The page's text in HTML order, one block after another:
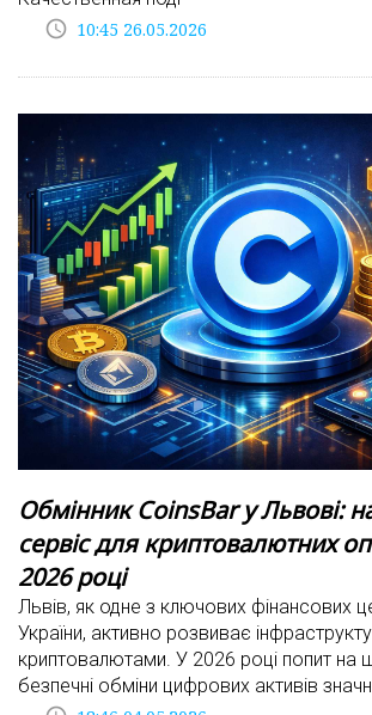
access_time 10:45 26.05.2026
Обмінник CoinsBar у Львові:
сервіс для криптовалютних
2026 році
Львів, як одне з ключових фінансових
України, активно розвиває
криптовалютами. У 2026 році попит на
безпечні обміни цифрових активів